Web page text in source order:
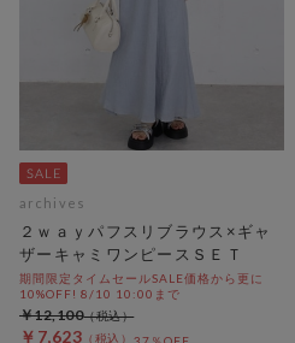
archives
２ｗａｙパフスリブラウス×ギャ
ザーキャミワンピースＳＥＴ
期間限定タイムセールSALE価格から更に
10%OFF! 8/10 10:00まで
￥7,623
￥12,100